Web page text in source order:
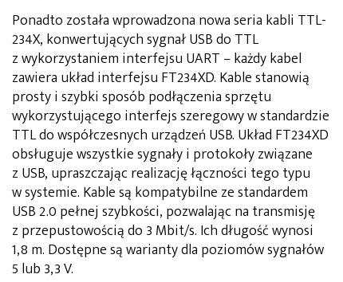
Ponadto została wprowadzona nowa seria kabli TTL-
234X, konwertujących sygnał USB do TTL
z wykorzystaniem interfejsu UART – każdy kabel
zawiera układ interfejsu FT234XD. Kable stanowią
prosty i szybki sposób podłączenia sprzętu
wykorzystującego interfejs szeregowy w standardzie
TTL do współczesnych urządzeń USB. Układ FT234XD
obsługuje wszystkie sygnały i protokoły związane
z USB, upraszczając realizację łączności tego typu
w systemie. Kable są kompatybilne ze standardem
USB 2.0 pełnej szybkości, pozwalając na transmisję
z przepustowością do 3 Mbit/s. Ich długość wynosi
1,8 m. Dostępne są warianty dla poziomów sygnałów
5 lub 3,3 V.